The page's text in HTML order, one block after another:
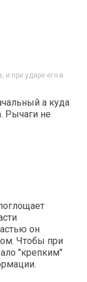
и при ударе его в
а куда
Рычаги не
он
Чтобы при
"крепким"